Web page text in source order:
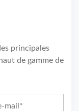
principales
de gamme de